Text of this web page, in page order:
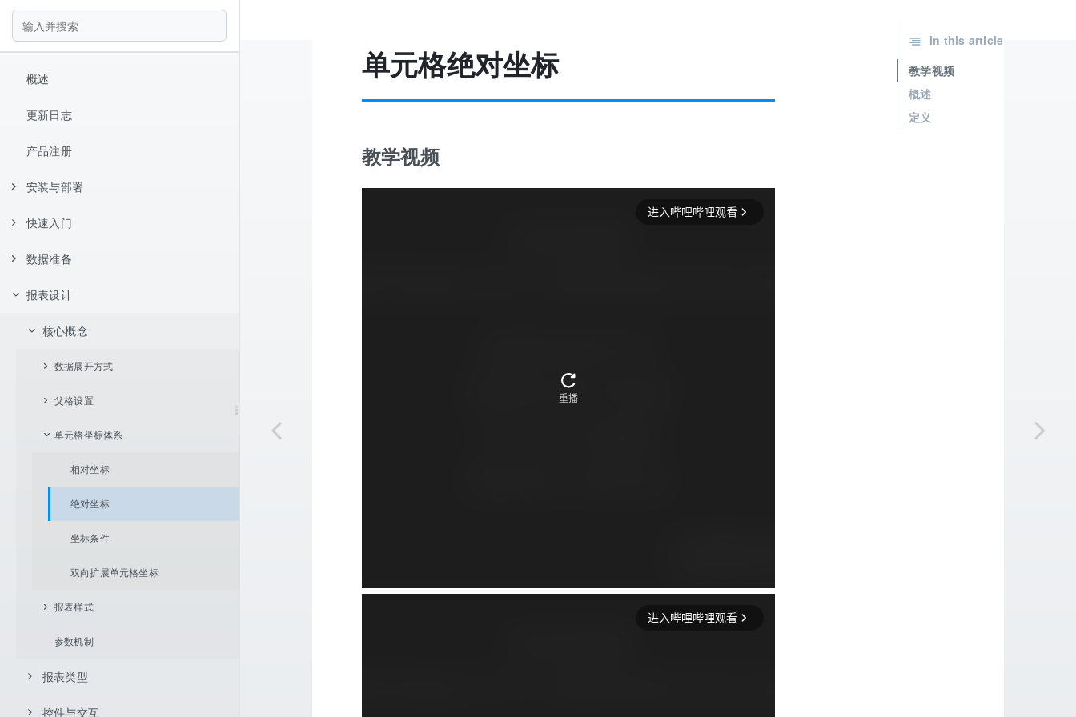
概述
更新日志
产品注册
安装与部署
安装
快速入门
Hello World
报表设计器
快捷键
页面设置
报表设置
数据准备
数据源配置
JDBC 数据源
JNDI 数据源
用户自定义 java.sql.DataSource
服务器数据源
数据集管理
数据库数据集
服务器虚拟数据源数据集
存储过程数据集
内置数据集
Excel 导入
CSV 导入
计算字段
报表设计
核心概念
数据展开方式
不展开
向下展开
向右展开
单元格拉伸与内容自适应
父格设置
左父格
上父格
单元格坐标体系
相对坐标
绝对坐标
坐标条件
双向扩展单元格坐标
报表样式
通用设置
数据格式
单元格链接
参数机制
报表类型
明细型报表
控件与交互
单元格绝对坐标
教学视频
In this article
教学视频
概述
定义